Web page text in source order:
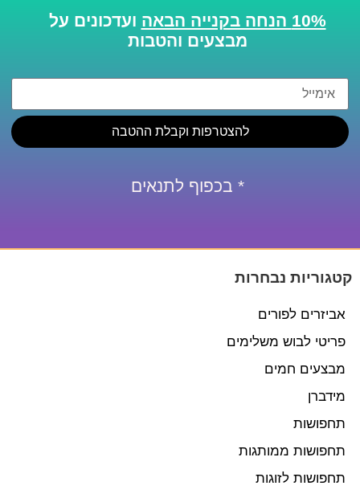
10% הנחה בקנייה הבאה
ועדכונים על
מבצעים והטבות
להצטרפות וקבלת ההטבה
* בכפוף לתנאים
קטגוריות נבחרות
אביזרים לפורים
פריטי לבוש משלימים
מבצעים חמים
מידברן
תחפושות
תחפושות ממותגות
תחפושות לזוגות